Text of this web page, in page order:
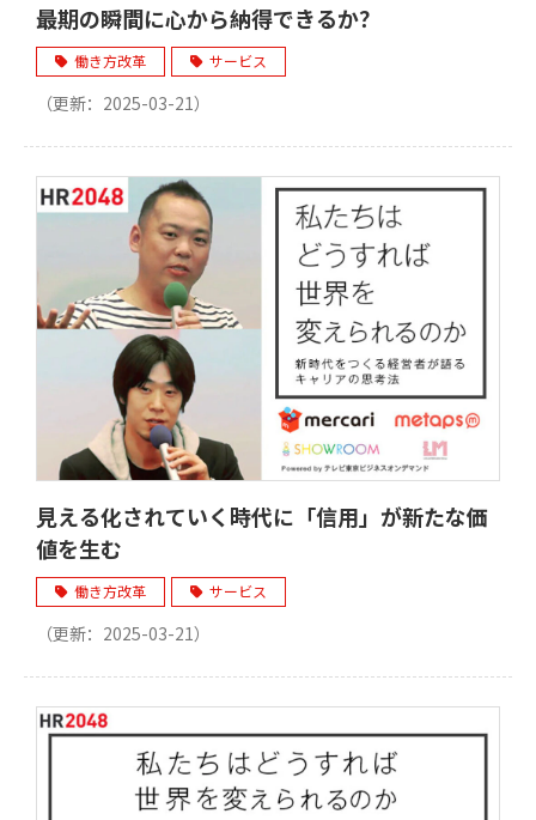
最期の瞬間に心から納得できるか？
働き方改革 サービス
（更新： 2025-03-21）
見える化されていく時代に「信用」が新たな価
値を生む
働き方改革 サービス
（更新： 2025-03-21）